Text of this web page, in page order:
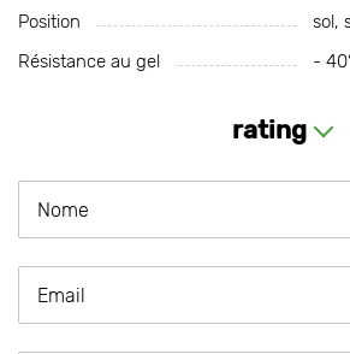
Position
sol,
Résistance au gel
-
rating